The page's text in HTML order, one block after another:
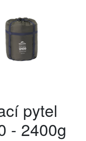
pytel
- 2400g